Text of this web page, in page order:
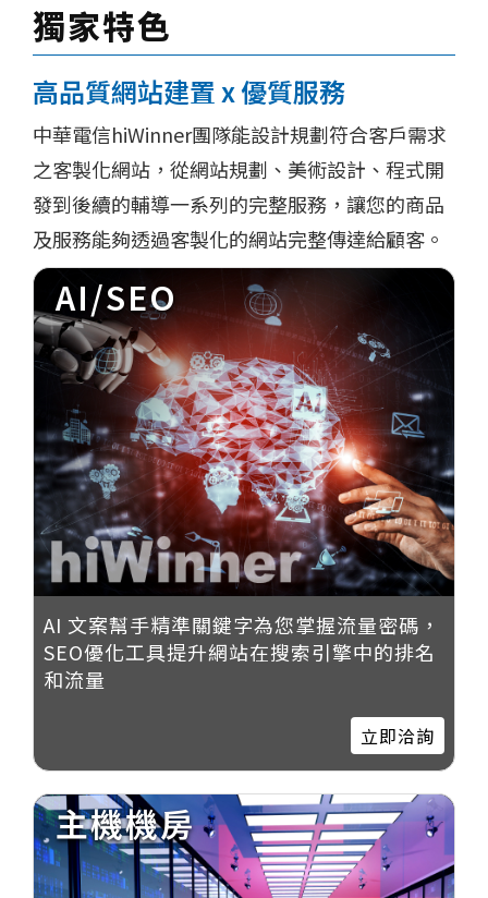
獨家特色
高品質網站建置 x 優質服務
中華電信hiWinner團隊能設計規劃符合客戶需求
之客製化網站，從網站規劃、美術設計、程式開
發到後續的輔導一系列的完整服務，讓您的商品
及服務能夠透過客製化的網站完整傳達給顧客。
AI/SEO
AI 文案幫手精準關鍵字為您掌握流量密碼，
SEO優化工具提升網站在搜索引擎中的排名
和流量
立即洽詢
主機機房